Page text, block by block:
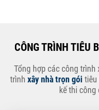
CÔNG TRÌNH TIÊU
Tổng hợp các công
trình xây nhà trọn gói tiêu
kế thi công